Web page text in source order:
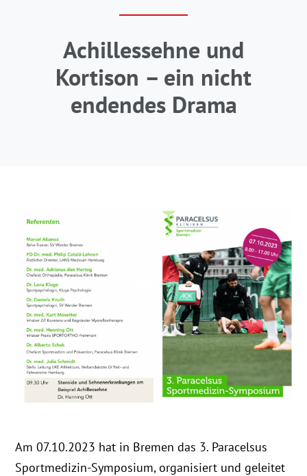
Achillessehne und
Kortison – ein nicht
endendes Drama
Am 07.10.2023 hat in Bremen das 3. Paracelsus
Sportmedizin-Symposium, organisiert und geleitet